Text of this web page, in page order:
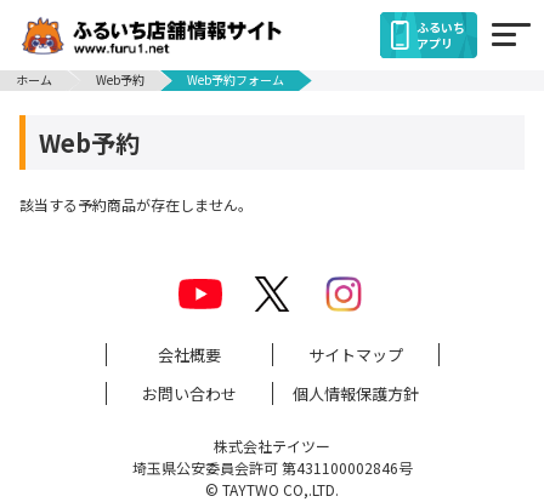
ふるいち
アプリ
ホーム
Web予約 Web予約フォーム
Web予約
該当する予約商品が存在しません。
会社概要
サイトマップ
お問い合わせ
個人情報保護方針
株式会社テイツー
埼玉県公安委員会許可 第431100002846号
© TAYTWO CO,.LTD.